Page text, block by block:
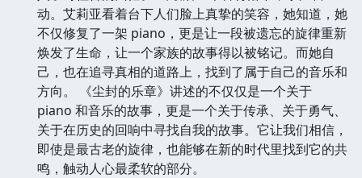
动。艾莉亚看着台下人们脸上真挚的笑容，她知道，她
不仅修复了一架 piano，更是让一段被遗忘的旋律重新
焕发了生命，让一个家族的故事得以被铭记。而她自
己，也在追寻真相的道路上，找到了属于自己的音乐和
方向。 《尘封的乐章》讲述的不仅仅是一个关于
piano 和音乐的故事，更是一个关于传承、关于勇气、
关于在历史的回响中寻找自我的故事。它让我们相信，
即使是最古老的旋律，也能够在新的时代里找到它的共
鸣，触动人心最柔软的部分。